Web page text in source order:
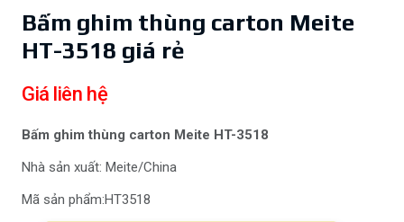
Bấm ghim thùng carton Meite
HT-3518 giá rẻ
Giá liên hệ
Bấm ghim thùng carton Meite HT-3518
Nhà sản xuất: Meite/China
Mã sản phẩm:HT3518